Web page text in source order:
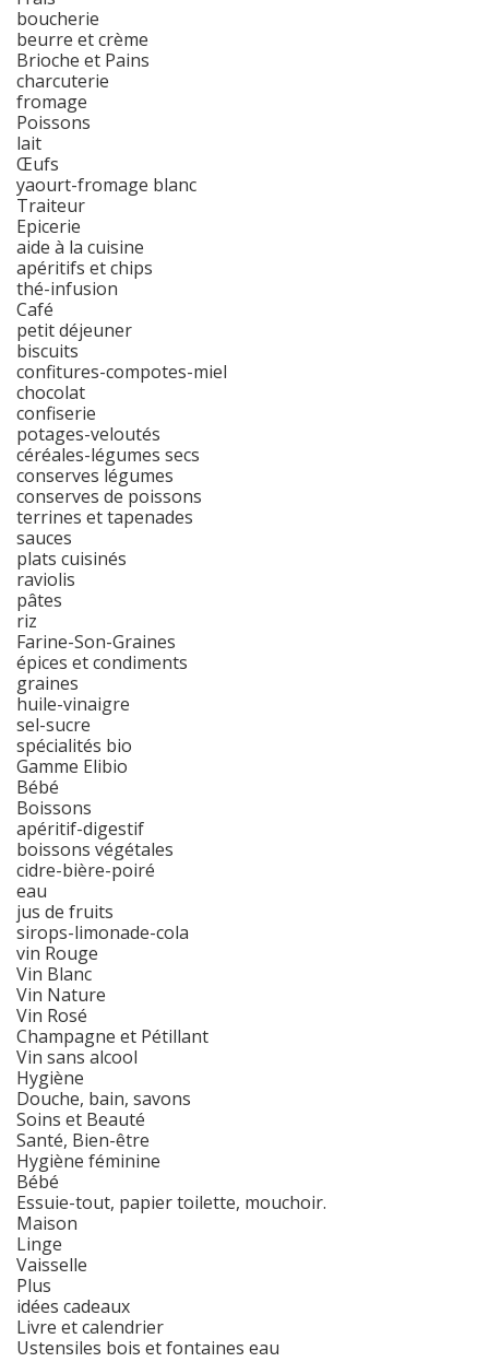
boucherie
beurre et crème
Brioche et Pains
charcuterie
fromage
Poissons
lait
Œufs
yaourt-fromage blanc
Traiteur
Epicerie
aide à la cuisine
apéritifs et chips
thé-infusion
Café
petit déjeuner
biscuits
confitures-compotes-miel
chocolat
confiserie
potages-veloutés
céréales-légumes secs
conserves légumes
conserves de poissons
terrines et tapenades
sauces
plats cuisinés
raviolis
pâtes
riz
Farine-Son-Graines
épices et condiments
graines
huile-vinaigre
sel-sucre
spécialités bio
Gamme Elibio
Bébé
Boissons
apéritif-digestif
boissons végétales
cidre-bière-poiré
eau
jus de fruits
sirops-limonade-cola
vin Rouge
Vin Blanc
Vin Nature
Vin Rosé
Champagne et Pétillant
Vin sans alcool
Hygiène
Douche, bain, savons
Soins et Beauté
Santé, Bien-être
Hygiène féminine
Bébé
Essuie-tout, papier toilette, mouchoir.
Maison
Linge
Vaisselle
Plus
idées cadeaux
Livre et calendrier
Ustensiles bois et fontaines eau